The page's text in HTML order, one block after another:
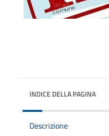
INDICE DELLA PAGINA
Descrizione